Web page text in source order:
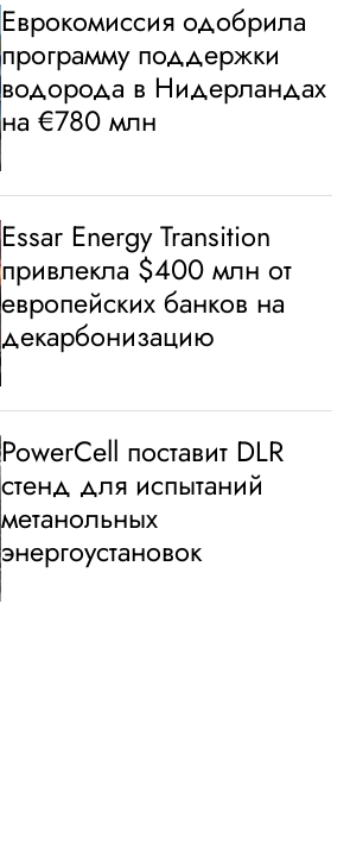
Еврокомиссия одобрила
программу поддержки
водорода в Нидерландах
на €780 млн
Essar Energy Transition
привлекла $400 млн от
европейских банков на
декарбонизацию
PowerCell поставит DLR
стенд для испытаний
метанольных
энергоустановок